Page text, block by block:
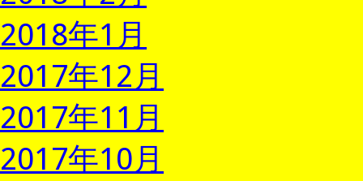
2018年1月
2017年12月
2017年11月
2017年10月